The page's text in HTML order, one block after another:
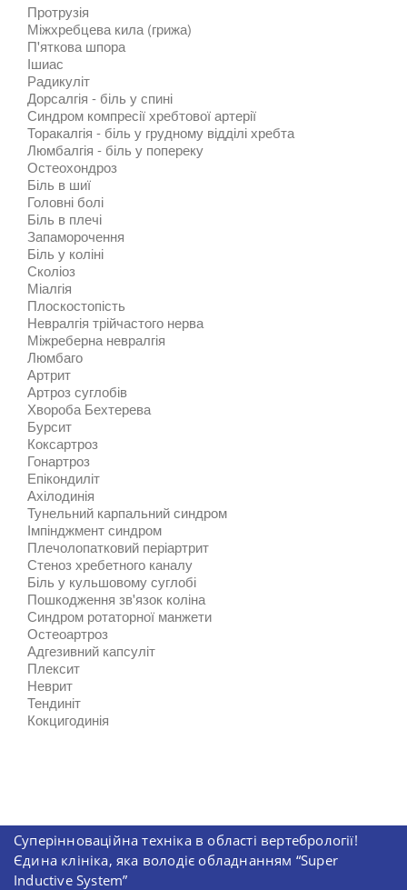
Протрузія
Міжхребцева кила (грижа)
П'яткова шпора
Ішиас
Радикуліт
Дорсалгія - біль у спині
Синдром компресії хребтової артерії
Торакалгія - біль у грудному відділі хребта
Люмбалгія - біль у попереку
Остеохондроз
Біль в шиї
Головні болі
Біль в плечі
Запаморочення
Біль у коліні
Сколіоз
Міалгія
Плоскостопість
Невралгія трійчастого нерва
Міжреберна невралгія
Люмбаго
Артрит
Артроз суглобів
Хвороба Бехтерева
Бурсит
Коксартроз
Гонартроз
Епікондиліт
Ахілодинія
Тунельний карпальний синдром
Імпінджмент синдром
Плечолопатковий періартрит
Стеноз хребетного каналу
Біль у кульшовому суглобі
Пошкодження зв'язок коліна
Синдром ротаторної манжети
Остеоартроз
Адгезивний капсуліт
Плексит
Неврит
Тендиніт
Кокцигодинія
Суперінноваційна техніка в області вертебрології!
Єдина клініка, яка володіє обладнанням “Super
Inductive System”